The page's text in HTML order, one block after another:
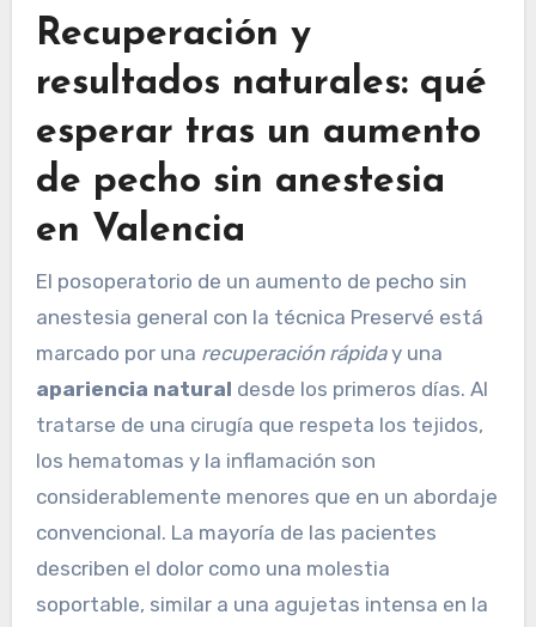
Recuperación y
resultados naturales: qué
esperar tras un aumento
de pecho sin anestesia
en Valencia
El posoperatorio de un aumento de pecho sin
anestesia general con la técnica Preservé está
marcado por una recuperación rápiday una
apariencia natural desde los primeros días. Al
tratarse de una cirugía que respeta los tejidos,
los hematomas y la inflamación son
considerablemente menores que en un abordaje
convencional. La mayoría de las pacientes
describen el dolor como una molestia
soportable, similar a una agujetas intensa en la